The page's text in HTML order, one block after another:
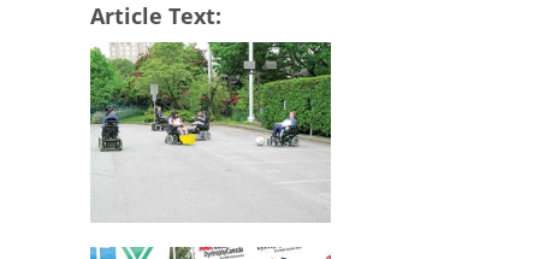
Article Text: